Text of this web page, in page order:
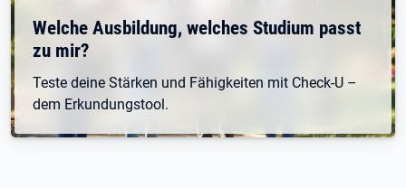
Welche Ausbildung, welches Studium passt
zu mir?
Teste deine Stärken und Fähigkeiten mit Check-U –
dem Erkundungstool.